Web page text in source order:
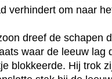
verhindert om naar
dreef de schapen
waar de leeuw lag
blokkeerde. Hij trok